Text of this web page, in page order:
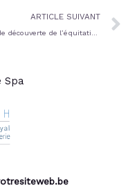
ARTICLE SUIVANT
Spa